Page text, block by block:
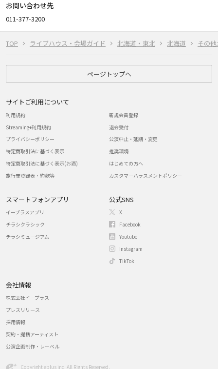
TOP ライブハウス・会場ガイド 北海道・東北 北海道 その
お問い合わせ先
011-377-3200
ページトップへ
サイトご利用について
利用規約
Streaming+利用規約
プライバシーポリシー
特定商取引法に基づく表示
特定商取引法に基づく表示(お酒)
旅行業登録表・約款等
新規会員登録
退会受付
公演中止・延期・変更
推奨環境
はじめての方へ
カスタマーハラスメントポリシー
スマートフォンアプリ
イープラスアプリ
チラシクラシック
チラシミュージアム
公式SNS
X
Facebook
Youtube
Instagram
TikTok
会社情報
株式会社イープラス
プレスリリース
採用情報
契約・提携アーティスト
公演企画制作・レーベル
Copyright eplus inc. All Rights Reserved.